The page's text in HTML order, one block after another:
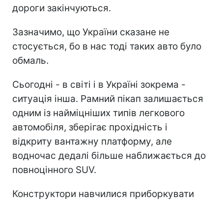
дороги закінчуються.
Зазначимо, що України сказане не
стосується, бо в нас тоді таких авто було
обмаль.
Сьогодні - в світі і в Україні зокрема -
ситуація інша. Рамний пікап залишається
одним із найміцніших типів легкового
автомобіля, зберігає прохідність і
відкриту вантажну платформу, але
водночас дедалі більше наближається до
повноцінного SUV.
Конструктори навчилися приборкувати